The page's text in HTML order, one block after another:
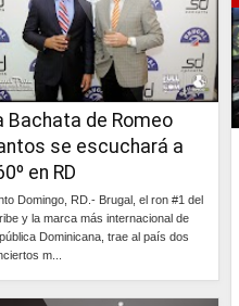
Bachata de Romeo
se escuchará a
en RD
Domingo, RD.- Brugal, el ron #1 del
y la marca más internacional de
Dominicana, trae al país dos
m...